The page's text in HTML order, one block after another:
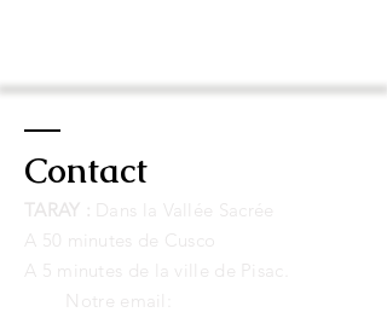
Contact
TARAY : Dans la Vallée Sacrée
A 50 minutes de Cusco
A 5 minutes de la ville de Pisac.
Notre email: